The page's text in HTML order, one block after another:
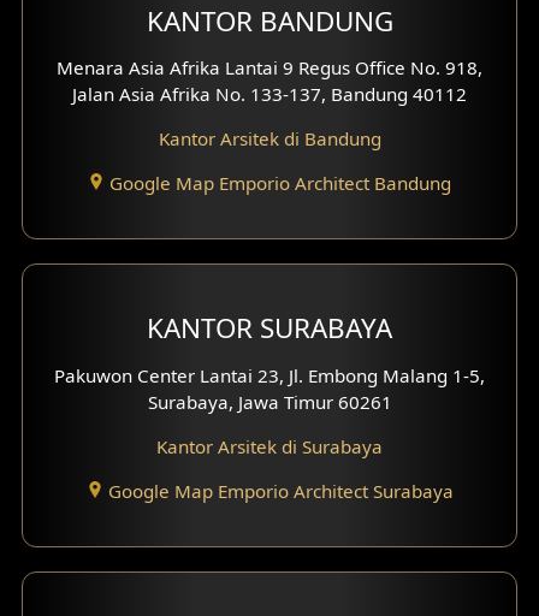
Desain Interior Kantor
Desain Interior Hotel
Eksterior Tampak Hook
Eksterior dengan Pagar
Fasad Klinik
Desain Mezanin
KANTOR BANDUNG
Menara Asia Afrika Lantai 9 Regus Office No. 918,
Jalan Asia Afrika No. 133-137, Bandung 40112
Kantor Arsitek di Bandung
Google Map Emporio Architect Bandung
KANTOR SURABAYA
Pakuwon Center Lantai 23, Jl. Embong Malang 1-5,
Surabaya, Jawa Timur 60261
Kantor Arsitek di Surabaya
Google Map Emporio Architect Surabaya